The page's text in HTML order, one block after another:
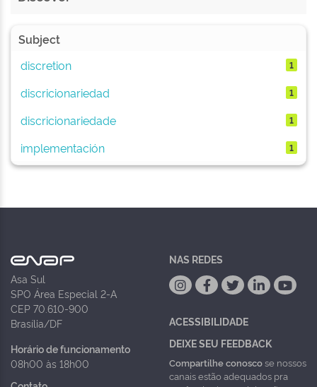
Subject
discretion
1
discricionariedad 1
discricionariedade 1
implementación 1
Asa Sul
SPO Área Especial 2-A
CEP 70.610-900
Brasília/DF
Horário de funcionamento
08h00 às 18h00
NAS REDES
ACESSIBILIDADE
DEIXE SEU FEEDBACK
Compartilhe conoscose nossos
canais estão adequados pra